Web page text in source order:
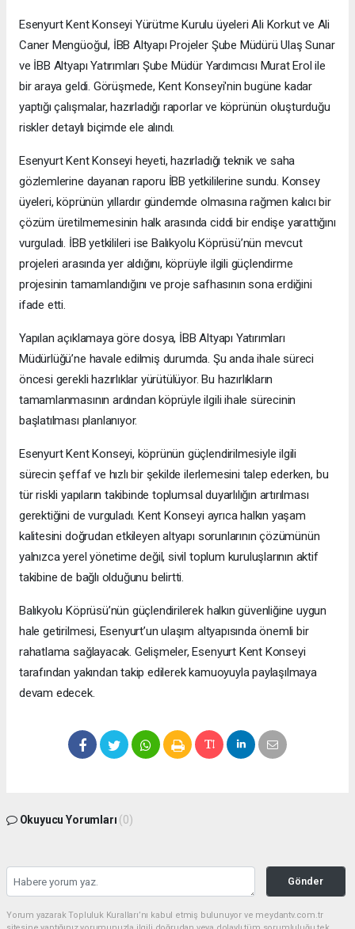
Esenyurt Kent Konseyi Yürütme Kurulu üyeleri Ali Korkut ve Ali
Caner Mengüoğul, İBB Altyapı Projeler Şube Müdürü Ulaş Sunar
ve İBB Altyapı Yatırımları Şube Müdür Yardımcısı Murat Erol ile
bir araya geldi. Görüşmede, Kent Konseyi'nin bugüne kadar
yaptığı çalışmalar, hazırladığı raporlar ve köprünün oluşturduğu
riskler detaylı biçimde ele alındı.
Esenyurt Kent Konseyi heyeti, hazırladığı teknik ve saha
gözlemlerine dayanan raporu İBB yetkililerine sundu. Konsey
üyeleri, köprünün yıllardır gündemde olmasına rağmen kalıcı bir
çözüm üretilmemesinin halk arasında ciddi bir endişe yarattığını
vurguladı. İBB yetkilileri ise Balıkyolu Köprüsü’nün mevcut
projeleri arasında yer aldığını, köprüyle ilgili güçlendirme
projesinin tamamlandığını ve proje safhasının sona erdiğini
ifade etti.
Yapılan açıklamaya göre dosya, İBB Altyapı Yatırımları
Müdürlüğü’ne havale edilmiş durumda. Şu anda ihale süreci
öncesi gerekli hazırlıklar yürütülüyor. Bu hazırlıkların
tamamlanmasının ardından köprüyle ilgili ihale sürecinin
başlatılması planlanıyor.
Esenyurt Kent Konseyi, köprünün güçlendirilmesiyle ilgili
sürecin şeffaf ve hızlı bir şekilde ilerlemesini talep ederken, bu
tür riskli yapıların takibinde toplumsal duyarlılığın artırılması
gerektiğini de vurguladı. Kent Konseyi ayrıca halkın yaşam
kalitesini doğrudan etkileyen altyapı sorunlarının çözümünün
yalnızca yerel yönetime değil, sivil toplum kuruluşlarının aktif
takibine de bağlı olduğunu belirtti.
Balıkyolu Köprüsü’nün güçlendirilerek halkın güvenliğine uygun
hale getirilmesi, Esenyurt’un ulaşım altyapısında önemli bir
rahatlama sağlayacak. Gelişmeler, Esenyurt Kent Konseyi
tarafından yakından takip edilerek kamuoyuyla paylaşılmaya
devam edecek.
Okuyucu Yorumları (0)
Gönder
Yorum yazarak Topluluk Kuralları’nı kabul etmiş bulunuyor ve meydantv.com.tr